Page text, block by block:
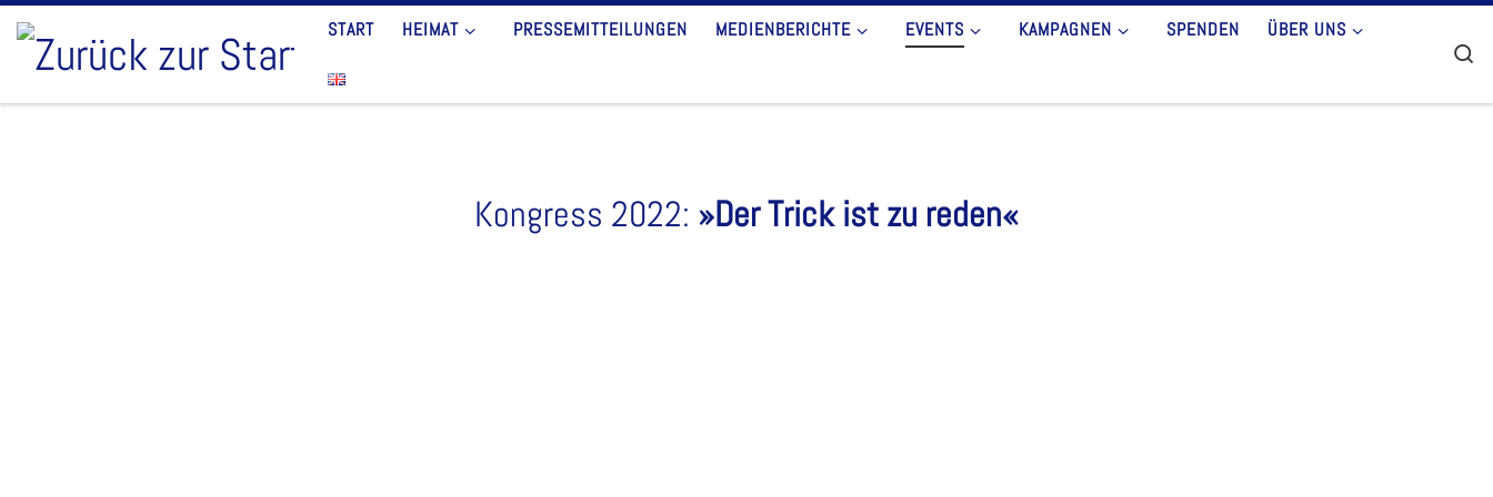
Zum Inhalt springen START HEIMAT PRESSEMITTEILUNGEN MEDIENBERICHTE EVENTS KAMPAGNEN SPENDEN
ÜBER UNS
Kongress 2022: »Der Trick ist zu reden«